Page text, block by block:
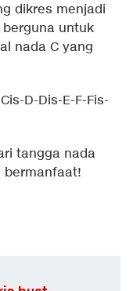
dikres menjadi
berguna untuk
nada C yang
D-Dis-E-F-Fis-
tangga nada
bermanfaat!